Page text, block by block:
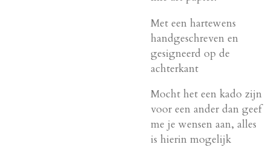
Met een hartewens
handgeschreven en
gesigneerd op de
achterkant
Mocht het een kado zijn
voor een ander dan geef
me je wensen aan, alles
is hierin mogelijk